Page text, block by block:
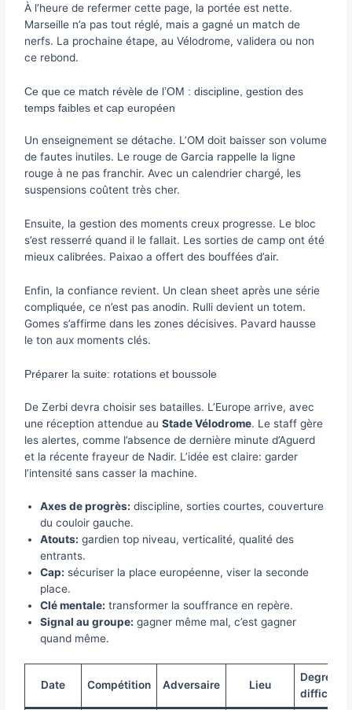
À l’heure de refermer cette page, la portée est nette.
Marseille n’a pas tout réglé, mais a gagné un match de
nerfs. La prochaine étape, au Vélodrome, validera ou non
ce rebond.
Ce que ce match révèle de l’OM : discipline, gestion des
temps faibles et cap européen
Un enseignement se détache. L’OM doit baisser son volume
de fautes inutiles. Le rouge de Garcia rappelle la ligne
rouge à ne pas franchir. Avec un calendrier chargé, les
suspensions coûtent très cher.
Ensuite, la gestion des moments creux progresse. Le bloc
s’est resserré quand il le fallait. Les sorties de camp ont été
mieux calibrées. Paixao a offert des bouffées d’air.
Enfin, la confiance revient. Un clean sheet après une série
compliquée, ce n’est pas anodin. Rulli devient un totem.
Gomes s’affirme dans les zones décisives. Pavard hausse
le ton aux moments clés.
Préparer la suite: rotations et boussole
De Zerbi devra choisir ses batailles. L’Europe arrive, avec
une réception attendue auStade Vélodrome. Le staff gère
les alertes, comme l’absence de dernière minute d’Aguerd
et la récente frayeur de Nadir. L’idée est claire: garder
l’intensité sans casser la machine.
Axes de progrès: discipline, sorties courtes, couverture
du couloir gauche.
Atouts: gardien top niveau, verticalité, qualité des
entrants.
Cap: sécuriser la place européenne, viser la seconde
place.
Clé mentale: transformer la souffrance en repère.
Signal au groupe: gagner même mal, c’est gagner
quand même.
Date Compétition Adversaire Lieu
Degré de
difficulté